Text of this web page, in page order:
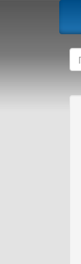
Перейти к